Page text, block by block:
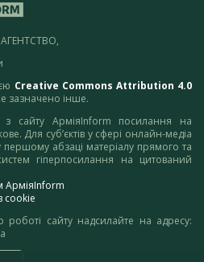
Creative Commons Attribution 4.0
зазначено інше.
з сайту АрміяInform посилання на
Для суб’єктів у сфері онлайн-медіа
абзаці матеріалу прямого та
гіперпосилання на цитований
АрміяInform
cookie
роботі сайту надсилайте на адресу: